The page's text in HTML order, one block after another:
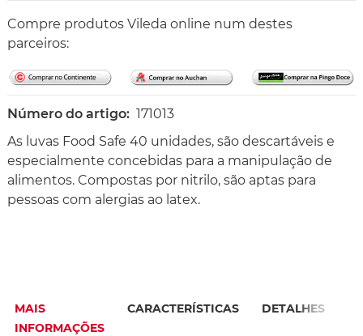
Compre produtos Vileda online num destes
parceiros:
Número do artigo: 171013
As luvas Food Safe 40 unidades, são descartáveis e
especialmente concebidas para a manipulação de
alimentos. Compostas por nitrilo, são aptas para
pessoas com alergias ao latex.
MAIS
INFORMAÇÕES
CARACTERÍSTICAS DETALHES